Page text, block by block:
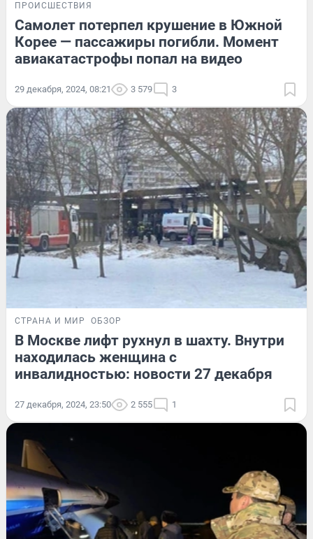
ПРОИСШЕСТВИЯ
Самолет потерпел крушение в Южной
Корее — пассажиры погибли. Момент
авиакатастрофы попал на видео
29 декабря, 2024, 08:21 3 579 3
СТРАНА И МИР ОБЗОР
В Москве лифт рухнул в шахту. Внутри
находилась женщина с
инвалидностью: новости 27 декабря
27 декабря, 2024, 23:50 2 555 1